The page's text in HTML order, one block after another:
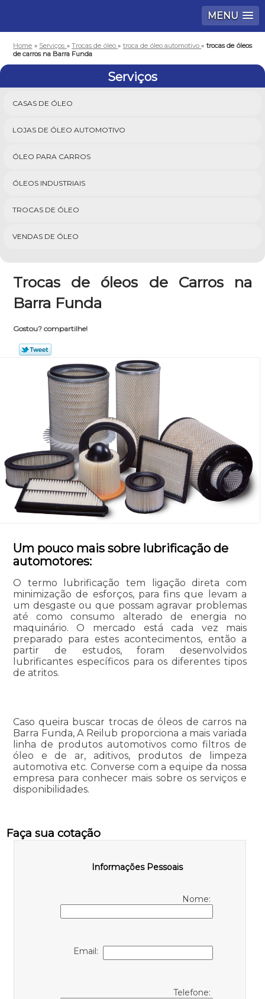
MENU
Home » Serviços »Trocas de óleo» troca de óleo automotivo» trocas de óleos
de carros na Barra Funda
Serviços
CASAS DE ÓLEO
LOJAS DE ÓLEO AUTOMOTIVO
ÓLEO PARA CARROS
ÓLEOS INDUSTRIAIS
TROCAS DE ÓLEO
VENDAS DE ÓLEO
Trocas de óleos de Carros na
Barra Funda
Gostou? compartilhe!
Um pouco mais sobre lubrificação de
automotores:
O termo lubrificação tem ligação direta com
minimização de esforços, para fins que levam a
um desgaste ou que possam agravar problemas
até como consumo alterado de energia no
maquinário. O mercado está cada vez mais
preparado para estes acontecimentos, então a
partir de estudos, foram desenvolvidos
lubrificantes específicos para os diferentes tipos
de atritos.
Caso queira buscar trocas de óleos de carros na
Barra Funda, A Reilub proporciona a mais variada
linha de produtos automotivos como filtros de
óleo e de ar, aditivos, produtos de limpeza
automotiva etc. Converse com a equipe da nossa
empresa para conhecer mais sobre os serviços e
disponibilidades.
Faça sua cotação
Informações Pessoais
Nome:
Email:
Telefone: